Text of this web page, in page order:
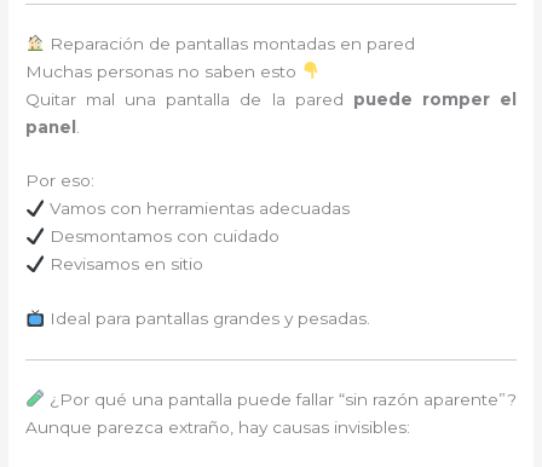
Reparación de pantallas montadas en pared
Muchas personas no saben esto
Quitar mal una pantalla de la pared puede romper el
panel
Por eso:
Vamos con herramientas adecuadas
Desmontamos con cuidado
Revisamos en sitio
Ideal para pantallas grandes y pesadas.
¿Por qué una pantalla puede fallar “sin razón aparente”?
Aunque parezca extraño, hay causas invisibles: